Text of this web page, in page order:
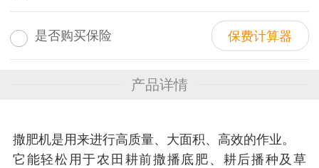
是否购买保险 保费计算器
产品详情
撒肥机是用来进行高质量、大面积、高效的作业。
它能轻松用于农田耕前撒播底肥、耕后播种及草